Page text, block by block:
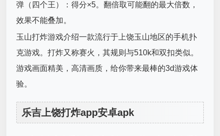
弹（四个王）：得分×5。翻倍取可能翻的最大倍数，
效果不能叠加。
玉山打炸游戏介绍一款流行于上饶玉山地区的手机扑
克游戏。打炸又称赛火，其规则与510k和双扣类似。
游戏画面精美，高清画质，给你带来最棒的3d游戏体
验。
乐吉上饶打炸app安卓apk